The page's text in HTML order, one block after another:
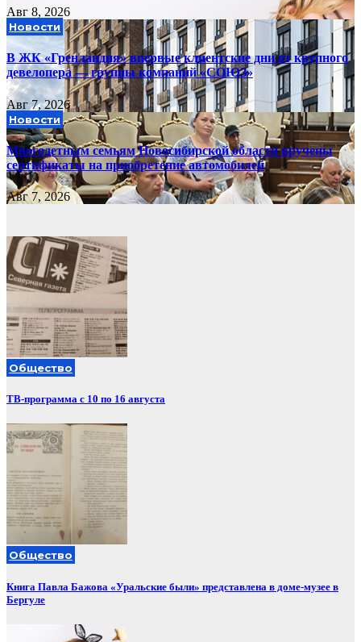
Авг 8, 2026
Новости
В ЖК «Гренландия» впервые клиентские дни от крупного
девелопера — группы компаний «СОЮЗ»
Авг 7, 2026
Новости
Многодетным семьям Новосибирской области вручены
сертификаты на приобретение автомобилей
Авг 7, 2026
Общество
ТВ-программа с 10 по 16 августа
Общество
Книга Павла Бажова «Уральские были» представлена в доме-музее в
Бергуле